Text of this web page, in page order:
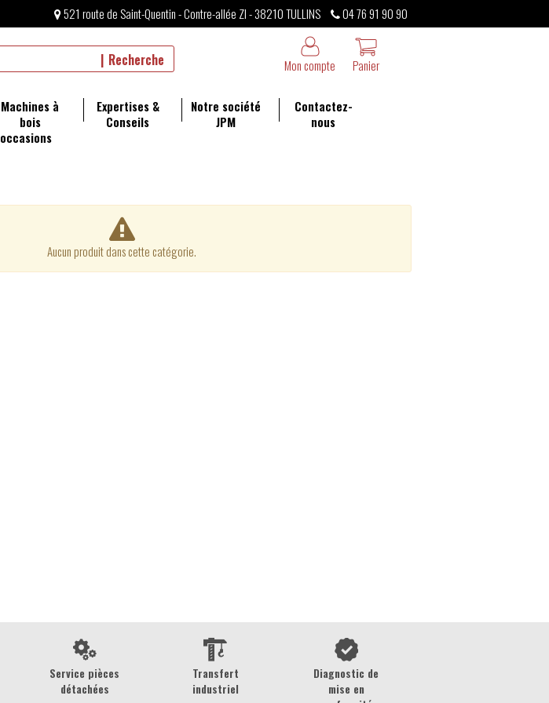
521 route de Saint-Quentin - Contre-allée ZI - 38210 TULLINS
04 76 91 90 90
Recherche Panier
Mon compte
Machines à
bois
occasions
Expertises &
Conseils
Notre société
JPM
Contactez-
nous
Aucun produit dans cette catégorie.
Service pièces
détachées
Transfert
industriel
Diagnostic de
mise en